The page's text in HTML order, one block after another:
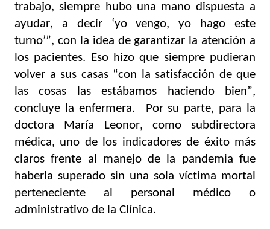
trabajo, siempre hubo una mano dispuesta a
ayudar, a decir ‘yo vengo, yo hago este
turno’”, con la idea de garantizar la atención a
los pacientes. Eso hizo que siempre pudieran
volver a sus casas “con la satisfacción de que
las cosas las estábamos haciendo bien”,
concluye la enfermera.   Por su parte, para la
doctora María Leonor, como subdirectora
médica, uno de los indicadores de éxito más
claros frente al manejo de la pandemia fue
haberla superado sin una sola víctima mortal
perteneciente al personal médico o
administrativo de la Clínica.